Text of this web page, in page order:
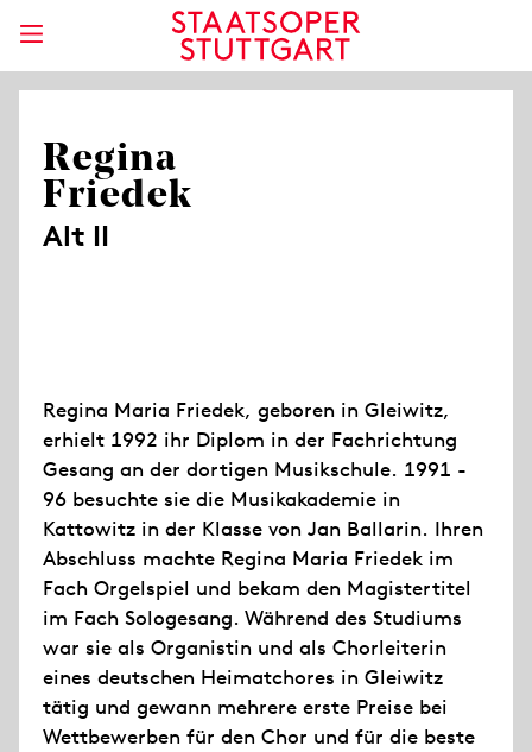
Regina
Friedek
Alt II
Regina Maria Friedek, geboren in Gleiwitz,
erhielt 1992 ihr Diplom in der Fachrichtung
Gesang an der dortigen Musikschule. 1991 -
96 besuchte sie die Musikakademie in
Kattowitz in der Klasse von Jan Ballarin. Ihren
Abschluss machte Regina Maria Friedek im
Fach Orgelspiel und bekam den Magistertitel
im Fach Sologesang. Während des Studiums
war sie als Organistin und als Chorleiterin
eines deutschen Heimatchores in Gleiwitz
tätig und gewann mehrere erste Preise bei
Wettbewerben für den Chor und für die beste